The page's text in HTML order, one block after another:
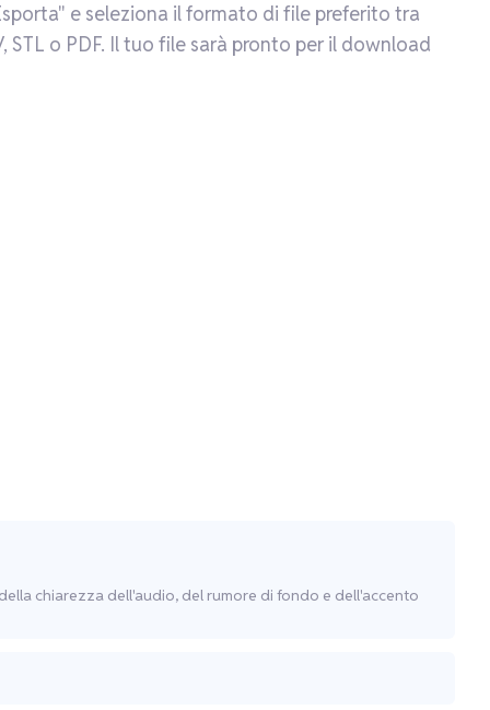
e seleziona il formato di file preferito tra
STL o PDF. Il tuo file sarà pronto per il download
chiarezza dell'audio, del rumore di fondo e dell'accento